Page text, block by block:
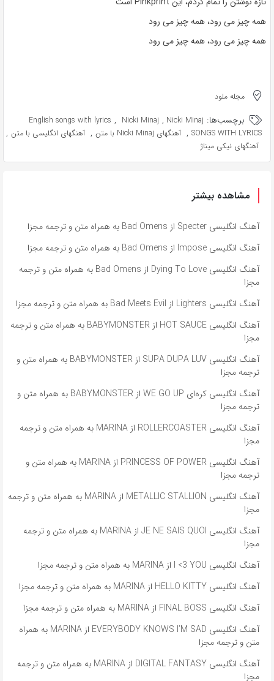
همه چیز می رود، همه چیز می رود
همه چیز می رود، همه چیز می رود
مجله ملود
برچسب‌ها: English songs with lyrics , Nicki Minaj , Nicki Minaj
SONGS WITH LYRICS
, آهنگهای Nicki Minaj با متن , آهنگهای انگلیسی با متن ,
آهنگهای نیکی میناژ
مشاهده بیشتر
آهنگ انگلیسی Specter از Bad Omens به همراه متن و ترجمه مجزا
آهنگ انگلیسی Impose از Bad Omens به همراه متن و ترجمه مجزا
آهنگ انگلیسی Dying To Love از Bad Omens به همراه متن و ترجمه
مجزا
آهنگ انگلیسی Lighters از Bad Meets Evil به همراه متن و ترجمه مجزا
آهنگ انگلیسی HOT SAUCE از BABYMONSTER به همراه متن و ترجمه
مجزا
آهنگ انگلیسی SUPA DUPA LUV از BABYMONSTER به همراه متن و
ترجمه مجزا
آهنگ انگلیسی کره‌ای WE GO UP از BABYMONSTER به همراه متن و
ترجمه مجزا
آهنگ انگلیسی ROLLERCOASTER از MARINA به همراه متن و ترجمه
مجزا
آهنگ انگلیسی PRINCESS OF POWER از MARINA به همراه متن و
ترجمه مجزا
آهنگ انگلیسی METALLIC STALLION از MARINA به همراه متن و ترجمه
مجزا
آهنگ انگلیسی JE NE SAIS QUOI از MARINA به همراه متن و ترجمه
مجزا
آهنگ انگلیسی I <3 YOU از MARINA به همراه متن و ترجمه مجزا
آهنگ انگلیسی HELLO KITTY از MARINA به همراه متن و ترجمه مجزا
آهنگ انگلیسی FINAL BOSS از MARINA به همراه متن و ترجمه مجزا
آهنگ انگلیسی EVERYBODY KNOWS I’M SAD از MARINA به همراه
متن و ترجمه مجزا
آهنگ انگلیسی DIGITAL FANTASY از MARINA به همراه متن و ترجمه
مجزا